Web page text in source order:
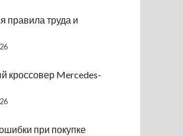
правила труда и
кроссовер Mercedes-
при покупке